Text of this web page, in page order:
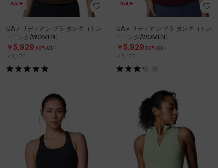
SALE
UAメリディアン ブラ タンク（トレ
ーニング/WOMEN）
￥5,929 30%OFF
￥8,470
SALE
UAメリディアン ブラ タンク（トレ
ーニング/WOMEN）
￥5,929 30%OFF
￥8,470